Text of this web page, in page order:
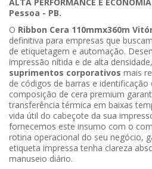
Pessoa - PB.
O Ribbon Cera 110mmx360m
definitiva para empresas que
de etiquetagem e automação.
impressão nítida e de alta
suprimentos corporativos mais
de códigos de barras e identificação
composição de cera premium
transferência térmica em baixas
vida útil do cabeçote da sua
fornecemos este insumo com o
rotina operacional do seu negócio,
etiqueta impressa tenha clareza
manuseio diário.